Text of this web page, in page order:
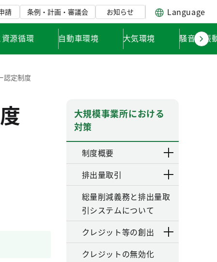
請 条例・計画・審議会 お知らせ Language
源循環 自動車環境 大気環境 騒音・振
認定制度
大規模事業所における
対策
制度概要
排出量取引
総量削減義務と排出量取
引システムについて
クレジット等の創出
クレジットの無効化